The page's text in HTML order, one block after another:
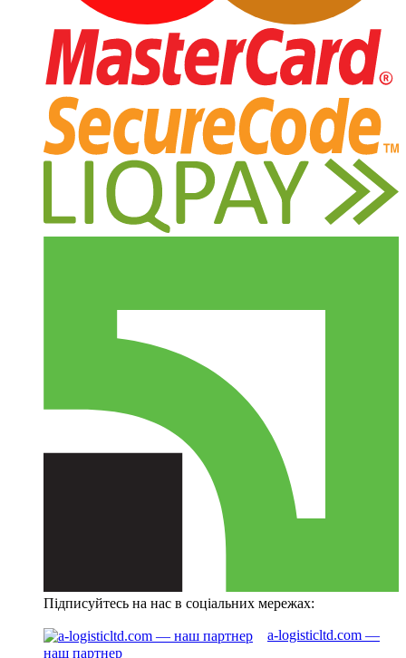
Підписуйтесь на нас в соціальних мережах:
a-logisticltd.com —
наш партнер